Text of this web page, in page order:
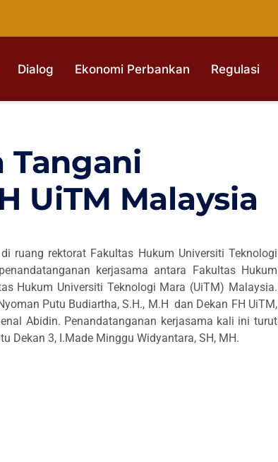
Dialog Ekonomi Perbankan Regulasi
Tangani
UiTM Malaysia
ruang rektorat Fakultas Hukum Universiti Teknologi
kerjasama antara Fakultas Hukum
Hukum Universiti Teknologi Mara (UiTM) Malaysia.
Putu Budiartha, S.H., M.H dan Dekan FH UiTM,
Abidin. Penandatanganan kerjasama kali ini turut
Dekan 3, I.Made Minggu Widyantara, SH, MH.